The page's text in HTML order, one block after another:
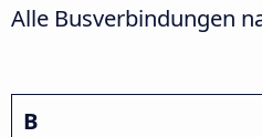
Alle Busverbindungen
B